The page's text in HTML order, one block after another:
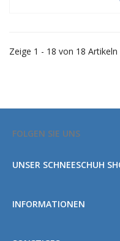
Zeige 1 - 18 von 18 Artikeln
FOLGEN SIE UNS
UNSER SCHNEESCHUH
INFORMATIONEN